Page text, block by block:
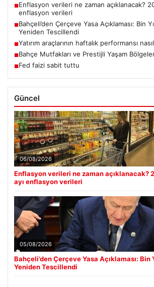
■Enflasyon verileri ne zaman açıklanacak?
enflasyon verileri
■Bahçeli’den Çerçeve Yasa Açıklaması: Bin
Yeniden Tescillendi
■Yatırım araçlarının haftalık performansı
■Bahçe Mutfakları ve Prestijli Yaşam
■Fed faizi sabit tuttu
Güncel
06/08/2026
Enflasyon verileri ne zaman açıklanacak?
ayı enflasyon verileri
05/08/2026
Bahçeli’den Çerçeve Yasa Açıklaması: Bin
Yeniden Tescillendi